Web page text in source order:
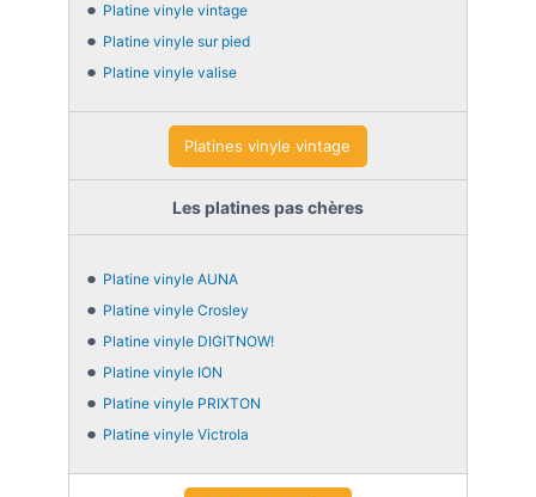
Platine vinyle vintage
Platine vinyle sur pied
Platine vinyle valise
Platines vinyle vintage
Les platines pas chères
Platine vinyle AUNA
Platine vinyle Crosley
Platine vinyle DIGITNOW!
Platine vinyle ION
Platine vinyle PRIXTON
Platine vinyle Victrola